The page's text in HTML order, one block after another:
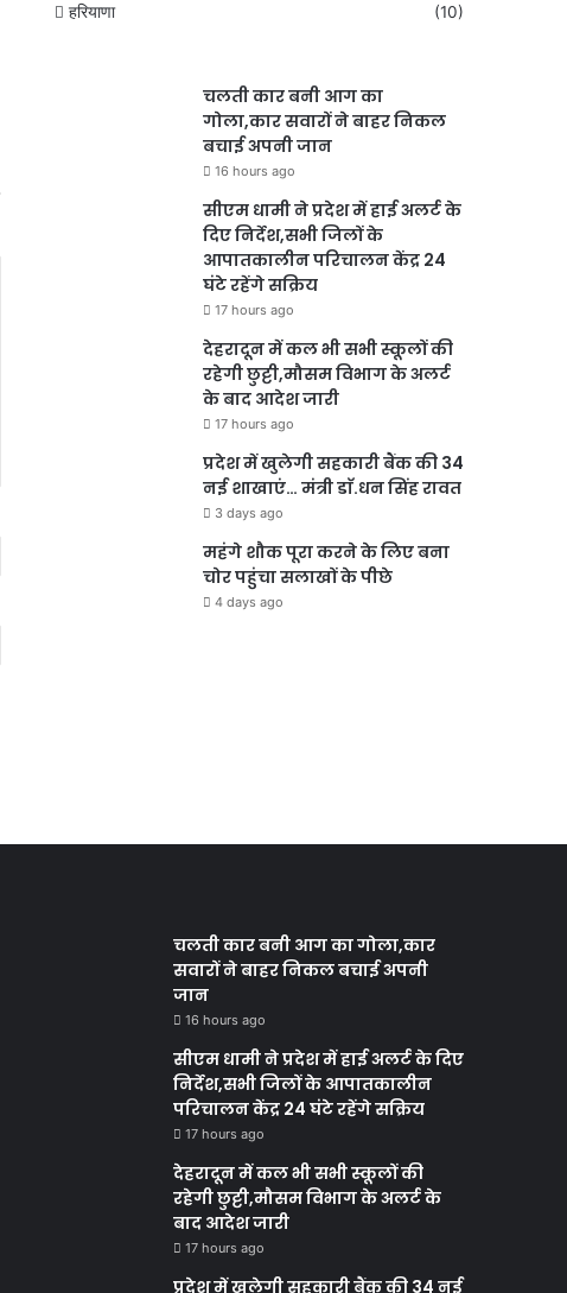
हरियाणा
(10)
चलती कार बनी आग का
गोला,कार सवारों ने बाहर निकल
बचाई अपनी जान
16 hours ago
सीएम धामी ने प्रदेश में हाई अलर्ट के
दिए निर्देश,सभी जिलों के
आपातकालीन परिचालन केंद्र 24
घंटे रहेंगे सक्रिय
17 hours ago
देहरादून में कल भी सभी स्कूलों की
रहेगी छुट्टी,मौसम विभाग के अलर्ट
के बाद आदेश जारी
17 hours ago
प्रदेश में खुलेगी सहकारी बैंक की 34
नई शाखाएं… मंत्री डाॅ.धन सिंह रावत
3 days ago
महंगे शौक पूरा करने के लिए बना
चोर पहुंचा सलाखों के पीछे
4 days ago
चलती कार बनी आग का गोला,कार
सवारों ने बाहर निकल बचाई अपनी
जान
16 hours ago
सीएम धामी ने प्रदेश में हाई अलर्ट के दिए
निर्देश,सभी जिलों के आपातकालीन
परिचालन केंद्र 24 घंटे रहेंगे सक्रिय
17 hours ago
देहरादून में कल भी सभी स्कूलों की
रहेगी छुट्टी,मौसम विभाग के अलर्ट के
बाद आदेश जारी
17 hours ago
प्रदेश में खुलेगी सहकारी बैंक की 34 नई